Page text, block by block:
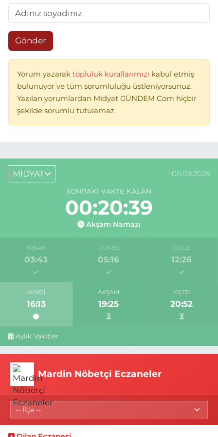
Gönder
Yorum yazarak topluluk kurallarımızı kabul etmiş
bulunuyor ve tüm sorumluluğu üstleniyorsunuz.
Yazılan yorumlardan Midyat GÜNDEM Com hiçbir
şekilde sorumlu tutulamaz.
MİDYAT 06.08.2026
SONRAKI VAKTE KALAN
00:20:39
Akşam Namazı
İMSAK
03:43
GÜNEŞ
05:16
ÖĞLE
12:26
İKINDI
16:13
AKŞAM
19:25
YATSI
20:52
Aylık Vakitler
Mardin Nöbetçi Eczaneler